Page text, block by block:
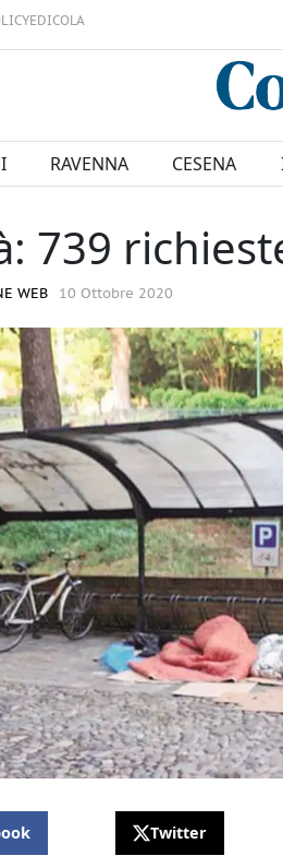
EDICOLA
RAVENNA CESENA
739
WEB 10 Ottobre 2020
Twitter